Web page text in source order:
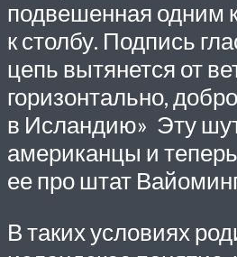
подвешенная одним
к столбу. Подпись
цепь вытянется от
горизонтально,
в Исландию» Эту
американцы и
ее про штат
В таких условиях